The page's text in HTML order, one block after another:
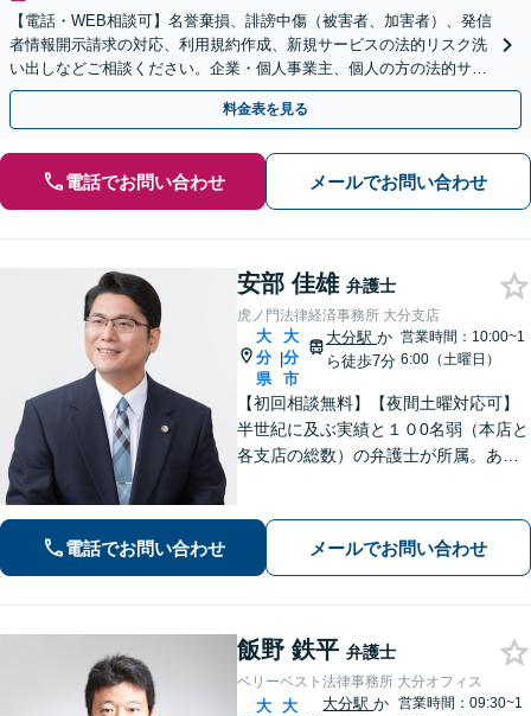
【電話・WEB相談可】名誉棄損、誹謗中傷（被害者、加害者）、発信
者情報開示請求の対応、利用規約作成、新規サービスの法的リスク洗
い出しなどご相談ください。企業・個人事業主、個人の方の法的サポ
ートをいたします【スポット相談可】
料金表を見る
電話でお問い合わせ メールでお問い合わせ
安部 佳雄 弁護士
虎ノ門法律経済事務所 大分支店
大
分
県
|
大
分
市
大分駅 か
ら徒歩7分
営業時間：10:00~1
6:00（土曜日）
【初回相談無料】【夜間土曜対応可】
半世紀に及ぶ実績と１０0名弱（本店と
各支店の総数）の弁護士が所属。あな
務等に、的確に対処できる弁護士が迅
速な解決を目指します。
電話でお問い合わせ メールでお問い合わせ
飯野 鉄平 弁護士
ベリーベスト法律事務所 大分オフィス
大 大
大分駅か 営業時間：09:30~1